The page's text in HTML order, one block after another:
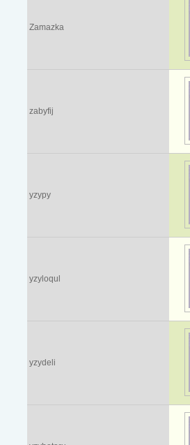
Zamazka
zabyfij
yzypy
yzyloqul
yzydeli